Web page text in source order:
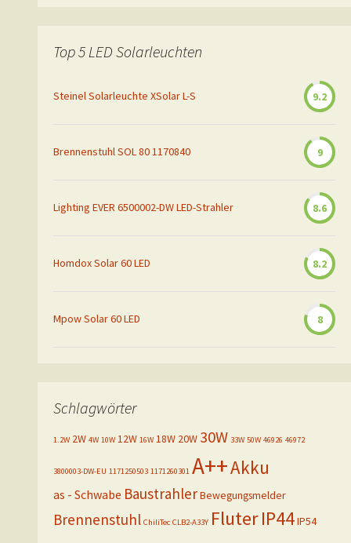
Top 5 LED Solarleuchten
Steinel Solarleuchte XSolar L-S 9.2
Brennenstuhl SOL 80 1170840 9
Lighting EVER 6500002-DW LED-Strahler 8.6
Homdox Solar 60 LED 8.2
Mpow Solar 60 LED 8
Schlagwörter
1.2W 2W 4W 10W 12W 16W 18W 20W 30W 33W 50W 46926 46972
3800003-DW-EU 1171250503 1171260301 A++Akku
as - Schwabe BaustrahlerBewegungsmelder
Brennenstuhl ChiliTec CLB2-A33Y FluterIP44IP54